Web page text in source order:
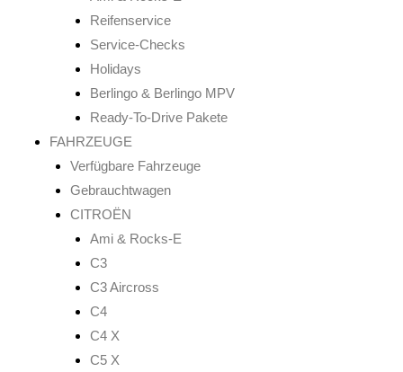
Reifenservice
Service-Checks
Holidays
Berlingo & Berlingo MPV
Ready-To-Drive Pakete
FAHRZEUGE
Verfügbare Fahrzeuge
Gebrauchtwagen
CITROËN
Ami & Rocks-E
C3
C3 Aircross
C4
C4 X
C5 X